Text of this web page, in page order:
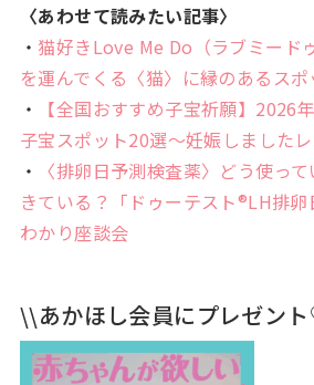
〈あわせて読みたい記事〉
・ 猫好きLove Me Do（ラブミード
を運んでくる〈猫〉に縁のあるス
・
【全国おすすめ子宝祈願】2026
子宝スポット20選〜妊娠しましたレ
・
〈排卵日予測検査薬〉どう使っ
きている？「ドゥーテスト®LH排
わかり座談会
\\あかほし会員にプレゼン